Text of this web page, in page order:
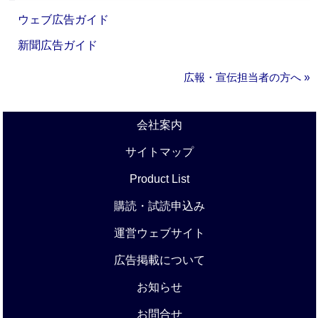
ウェブ広告ガイド
新聞広告ガイド
広報・宣伝担当者の方へ »
会社案内
サイトマップ
Product List
購読・試読申込み
運営ウェブサイト
広告掲載について
お知らせ
お問合せ